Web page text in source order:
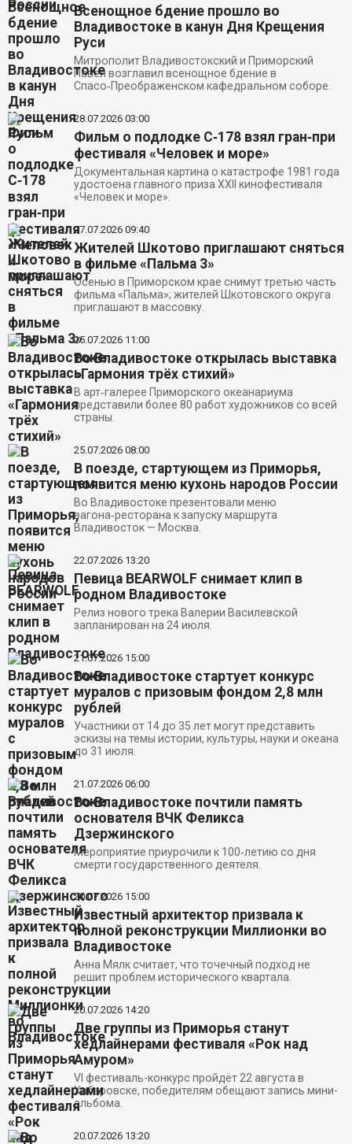
Всенощное бдение прошло во
Владивостоке в канун Дня Крещения
Руси
Митрополит Владивостокский и Приморский
Павел возглавил всенощное бдение в
Спасо‑Преображенском кафедральном соборе.
28.07.2026 03:00
Фильм о подлодке С‑178 взял гран‑при
фестиваля «Человек и море»
Документальная картина о катастрофе 1981 года
удостоена главного приза XXII кинофестиваля
«Человек и море».
27.07.2026 09:40
Жителей Шкотово приглашают сняться
в фильме «Пальма 3»
Осенью в Приморском крае снимут третью часть
фильма «Пальма»; жителей Шкотовского округа
приглашают в массовку.
25.07.2026 11:00
Во Владивостоке открылась выставка
«Гармония трёх стихий»
В арт‑галерее Приморского океанариума
представили более 80 работ художников со всей
страны.
25.07.2026 08:00
В поезде, стартующем из Приморья,
появится меню кухонь народов России
Во Владивостоке презентовали меню
вагона‑ресторана к запуску маршрута
Владивосток — Москва.
22.07.2026 13:20
Певица BEARWOLF снимает клип в
родном Владивостоке
Релиз нового трека Валерии Василевской
запланирован на 24 июля.
21.07.2026 15:00
Во Владивостоке стартует конкурс
муралов с призовым фондом 2,8 млн
рублей
Участники от 14 до 35 лет могут представить
эскизы на темы истории, культуры, науки и океана
до 31 июля.
21.07.2026 06:00
Во Владивостоке почтили память
основателя ВЧК Феликса
Дзержинского
Мероприятие приурочили к 100‑летию со дня
смерти государственного деятеля.
20.07.2026 15:00
Известный архитектор призвала к
полной реконструкции Миллионки во
Владивостоке
Анна Мялк считает, что точечный подход не
решит проблем исторического квартала.
20.07.2026 14:20
Две группы из Приморья станут
хедлайнерами фестиваля «Рок над
Амуром»
VI фестиваль-конкурс пройдёт 22 августа в
Хабаровске, победителям обещают запись мини-
альбома.
20.07.2026 13:20